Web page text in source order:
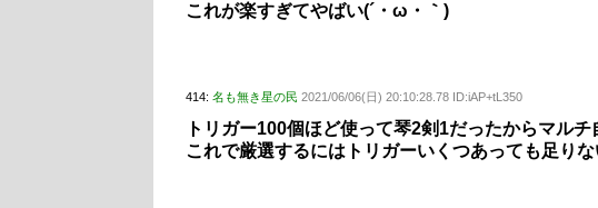
これが楽すぎてやばい(´・ω・｀)
414: 名も無き星の民 2021/06/06(日) 20:10:28.78 ID:iAP+tL350
トリガー100個ほど使って琴2剣1だったからマル
これで厳選するにはトリガーいくつあっても足りな